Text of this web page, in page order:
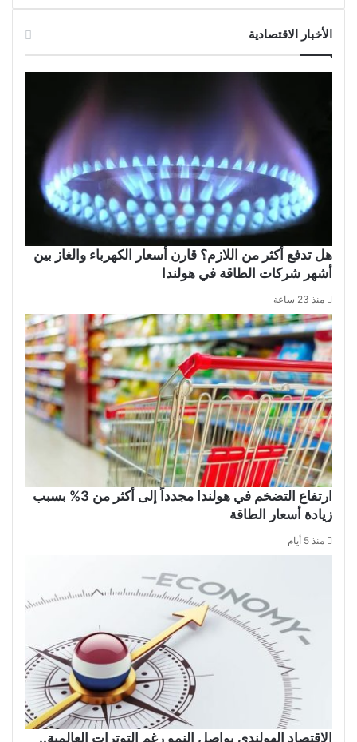
الأخبار الاقتصادية
هل تدفع أكثر من اللازم؟ قارن أسعار الكهرباء والغاز بين
أشهر شركات الطاقة في هولندا
منذ 23 ساعة
ارتفاع التضخم في هولندا مجدداً إلى أكثر من 3% بسبب
زيادة أسعار الطاقة
منذ 5 أيام
الاقتصاد الهولندي يواصل النمو رغم التوترات العالمية..